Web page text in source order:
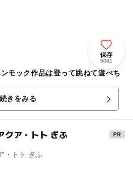
保存
5091
モック作品は登って跳ねて遊べち
続きをみる
ア・トト ぎふ